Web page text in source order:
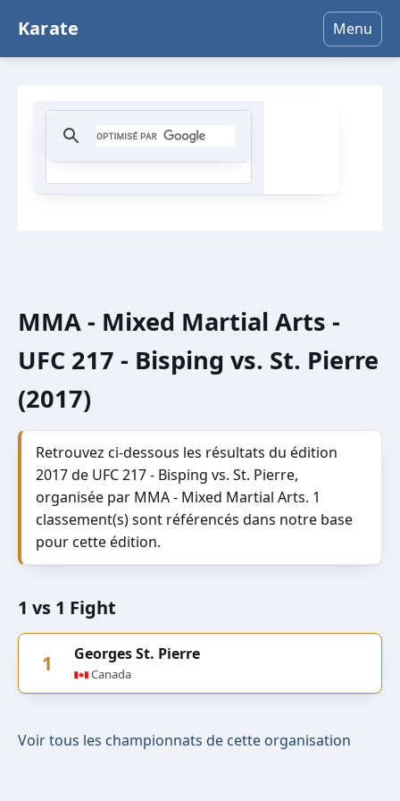
Karate Menu
MMA - Mixed Martial Arts -
UFC 217 - Bisping vs. St. Pierre
(2017)
Retrouvez ci-dessous les résultats du édition
2017 de UFC 217 - Bisping vs. St. Pierre,
organisée par MMA - Mixed Martial Arts. 1
classement(s) sont référencés dans notre base
pour cette édition.
1 vs 1 Fight
1 Georges St. Pierre
Canada
Voir tous les championnats de cette organisation